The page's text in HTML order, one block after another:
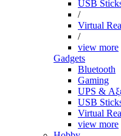
USB
/
Virtual
/
view more
Gadgets
Bluetooth
Gaming
UPS &
USB
Virtual
view more